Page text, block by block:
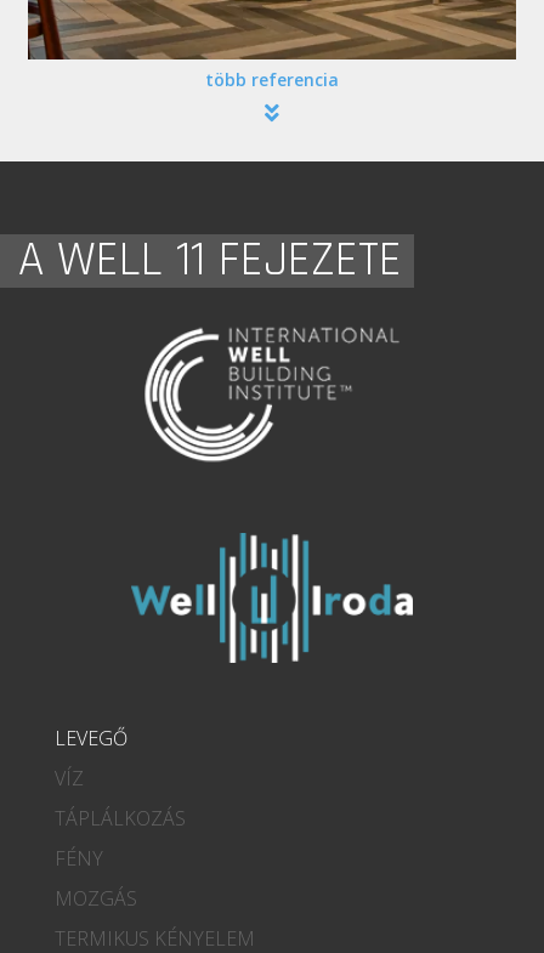
több referencia
A WELL 11 FEJEZETE
LEVEGŐ
VÍZ
TÁPLÁLKOZÁS
FÉNY
MOZGÁS
TERMIKUS KÉNYELEM